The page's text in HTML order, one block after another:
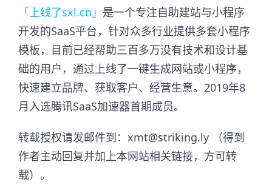
「上线了sxl.cn」 是一个专注自助建站与小程序
开发的SaaS平台，针对众多行业提供多套小程序
模板，目前已经帮助三百多万没有技术和设计基
础的用户，通过上线了一键生成网站或小程序，
快速建立品牌、获取客户、经营生意。2019年8
月入选腾讯SaaS加速器首期成员。​
转载授权请发邮件到：xmt@striking.ly （得到
作者主动回复并加上本网站相关链接，方可转
载）。